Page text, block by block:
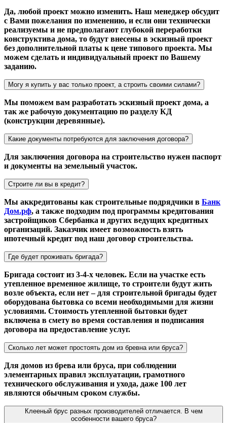
Да, любой проект можно изменить. Наш менеджер обсудит
с Вами пожелания по изменению, и если они технически
реализуемы и не предполагают глубокой переработки
конструктива дома, то будут внесены в эскизный проект
без дополнительной платы к цене типового проекта. Мы
можем сделать и индивидуальный проект по Вашему
заданию.
Могу я купить у вас только проект, а строить своими силами?
Мы поможем вам разработать эскизный проект дома, а
так же рабочую документацию по разделу КД
(конструкции деревянные).
Какие документы потребуются для заключения договора?
Для заключения договора на строительство нужен паспорт
и документы на земельный участок.
Строите ли вы в кредит?
Мы аккредитованы как строительные подрядчики в Банк
Дом.рф, а также подходим под программы кредитования
застройщиков Сбербанка и других ведущих кредитных
организаций. Заказчик имеет возможность взять
ипотечный кредит под наш договор строительства.
Где будет проживать бригада?
Бригада состоит из 3-4-х человек. Если на участке есть
утепленное временное жилище, то строители будут жить
возле объекта, если нет – для строительной бригады будет
оборудована бытовка со всеми необходимыми для жизни
условиями. Стоимость утепленной бытовки будет
включена в смету во время составления и подписания
договора на предоставление услуг.
Сколько лет может простоять дом из бревна или бруса?
Для домов из брева или бруса, при соблюдении
элементарных правил эксплуатации, грамотного
технического обслуживания и ухода, даже 100 лет
являются обычным сроком службы.
Клееный брус разных производителей отличается. В чем
особенности вашего бруса?